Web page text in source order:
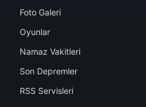
Foto Galeri
Oyunlar
Namaz Vakitleri
Son Depremler
RSS Servisleri